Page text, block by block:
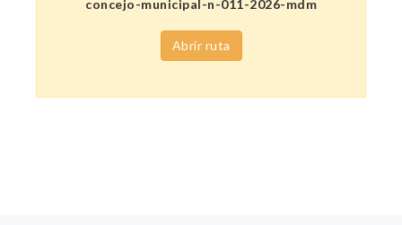
concejo-municipal-n-011-2026-mdm
Abrir ruta